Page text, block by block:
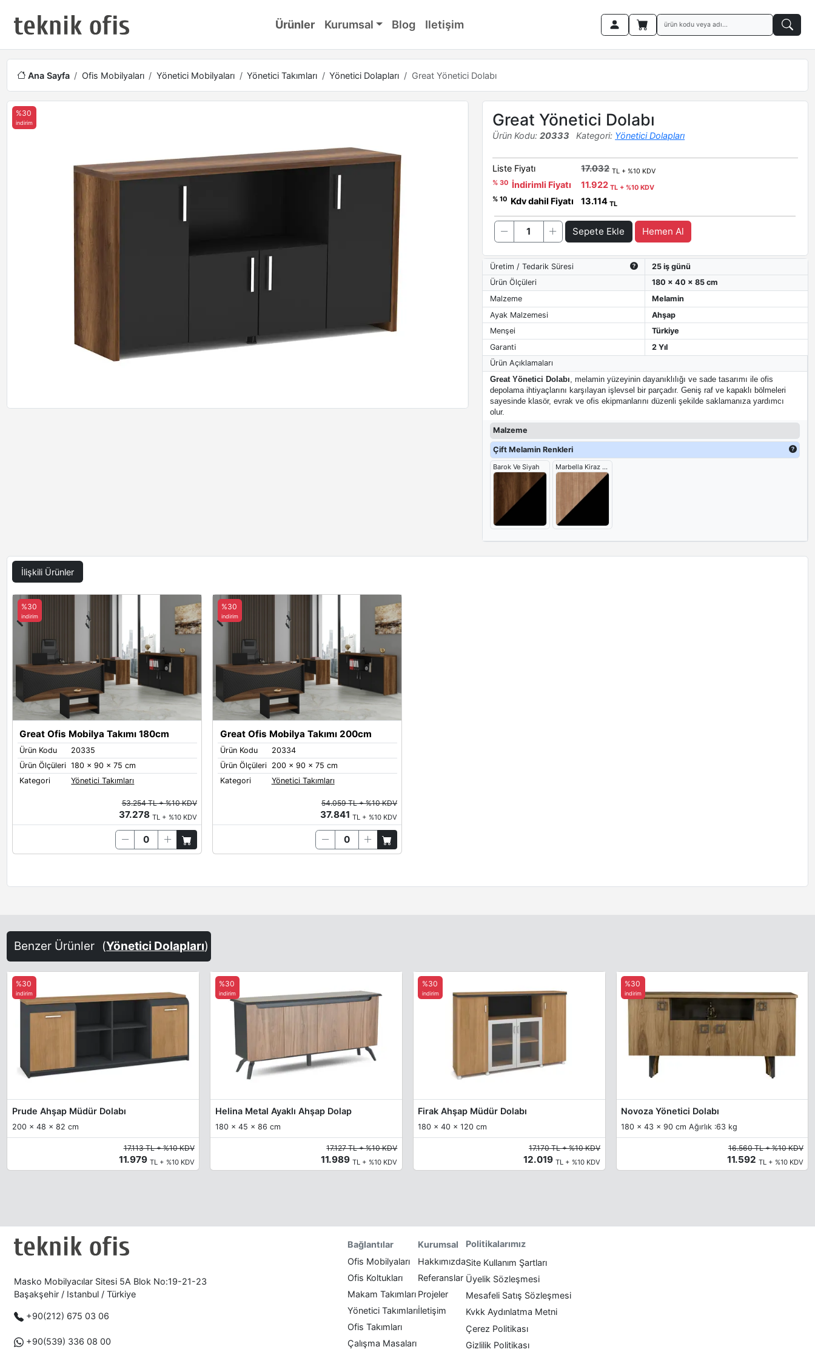
Ürünler Kurumsal Blog Iletişim
Ana Sayfa Ofis Mobilyaları Yönetici Mobilyaları Yönetici Takımları Yönetici Dolapları Great Yönetici Dolabı
%30
indirim Great Yönetici Dolabı
Ürün Kodu: 20333 Kategori: Yönetici Dolapları
Liste Fiyatı 17.032 TL + %10 KDV
% 30 İndirimli Fiyatı 11.922TL + %10 KDV
% 10 Kdv dahil Fiyatı 13.114TL
Sepete Ekle Hemen Al
Üretim / Tedarik Süresi
25 iş günü
Ürün Ölçüleri
180 x 40 x 85 cm
Malzeme
Melamin
Ayak Malzemesi
Ahşap
Menşei
Türkiye
Garanti
2 Yıl
Ürün Açıklamaları
Great Yönetici Dolabı, melamin yüzeyinin dayanıklılığı ve sade tasarımı ile ofis
depolama ihtiyaçlarını karşılayan işlevsel bir parçadır. Geniş raf ve kapaklı bölmeleri
sayesinde klasör, evrak ve ofis ekipmanlarını düzenli şekilde saklamanıza yardımcı
olur.
Malzeme
Çift Melamin Renkleri
Barok Ve Siyah Marbella Kiraz Ve Siyah
İlişkili Ürünler
Great Ofis Mobilya Takımı 180cm
Ürün Kodu
20335
Ürün Ölçüleri 180 x 90 x 75 cm
Kategori
Yönetici Takımları
%30
indirim
53.254 TL + %10 KDV
37.278 TL + %10 KDV
Great Ofis Mobilya Takımı 200cm
Ürün Kodu
20334
Ürün Ölçüleri
200 x 90 x 75 cm
Kategori
Yönetici Takımları
%30
indirim
54.059 TL + %10 KDV
37.841 TL + %10 KDV
Benzer Ürünler (Yönetici Dolapları)
Prude Ahşap Müdür Dolabı
200 x 48 x 82 cm
%30
indirim
17.113 TL + %10 KDV
11.979 TL + %10 KDV
Helina Metal Ayaklı Ahşap Dolap
180 x 45 x 86 cm
%30
indirim
17.127 TL + %10 KDV
11.989TL + %10 KDV
Firak Ahşap Müdür Dolabı
180 x 40 x 120 cm
%30
indirim
17.170 TL + %10 KDV
12.019TL + %10 KDV
Novoza Yönetici Dolabı
180 x 43 x 90 cm Ağırlık :63 kg
%30
indirim
16.560 TL + %10 KDV
11.592 TL + %10 KDV
Masko Mobilyacılar Sitesi 5A Blok No:19-21-23
Başakşehir / Istanbul / Türkiye
+90(212) 675 03 06
+90(539) 336 08 00
Bağlantılar
Ofis Mobilyaları
Ofis Koltukları
Makam Takımları
Yönetici Takımları
Ofis Takımları
Çalışma Masaları
Kurumsal
Hakkımızda
Referanslar
Projeler
İletişim
Politikalarımız
Site Kullanım Şartları
Üyelik Sözleşmesi
Mesafeli Satış Sözleşmesi
Kvkk Aydınlatma Metni
Çerez Politikası
Gizlilik Politikası